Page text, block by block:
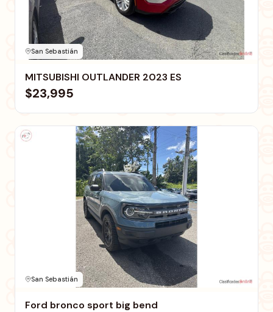
San Sebastián
MITSUBISHI OUTLANDER 2023 ES
$23,995
San Sebastián
Ford bronco sport big bend